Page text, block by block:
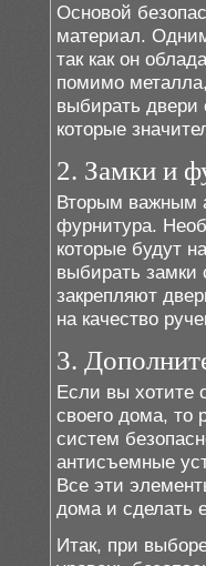
Основой
материал.
так как он
помимо
выбирать
которые
2. Замки и
Вторым важным
фурнитура.
которые будут
выбирать замки
закрепляют
на качество
3.
Если вы хотите
своего дома, то
систем
антисъемные
Все эти
дома и сделать
Итак, при